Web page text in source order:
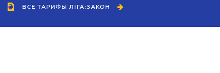
ВСЕ ТАРИФЫ ЛІГА:ЗАКОН